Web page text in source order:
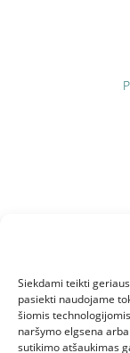
Siekdami teikti
pasiekti naudojame
šiomis
naršymo elgsena
sutikimo atšaukimas